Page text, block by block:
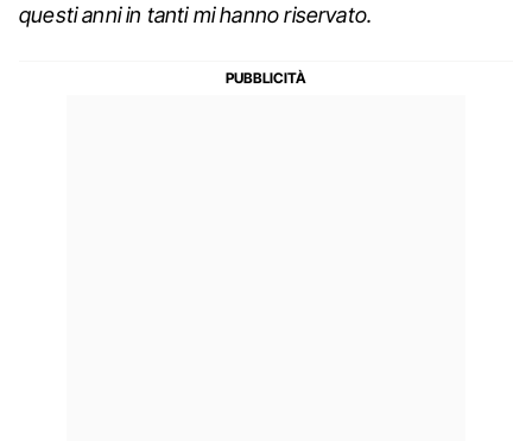
questi anni in tanti mi hanno riservato.